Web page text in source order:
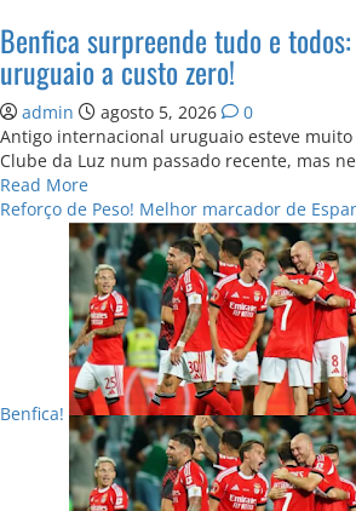
Benfica surpreende tudo e
uruguaio a custo zero!
admin agosto 5, 2026
0
Antigo internacional uruguaio esteve
Clube da Luz num passado recente, mas
Read MoreRead
more
about
Benfica
surpreende
tudo
e
todos:
rouba
craque
uruguaio
a
custo
zero!
Reforço de Peso! Melhor marcador de
Benfica!